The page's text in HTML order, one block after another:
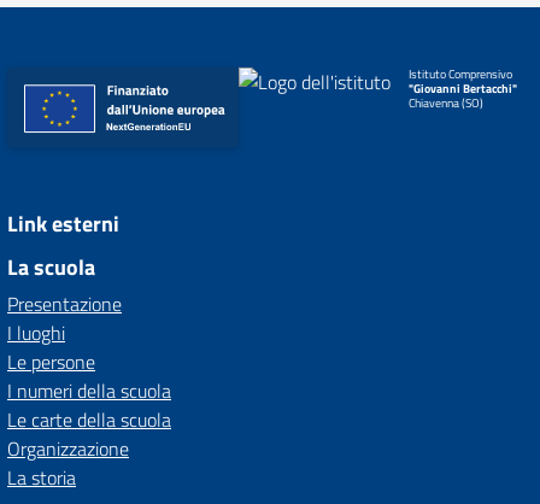
Istituto Comprensivo
"Giovanni Bertacchi"
Chiavenna (SO)
Link esterni
La scuola
Presentazione
I luoghi
Le persone
I numeri della scuola
Le carte della scuola
Organizzazione
La storia